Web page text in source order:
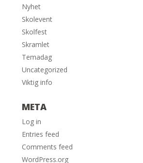
Nyhet
Skolevent
Skolfest
Skramlet
Temadag
Uncategorized
Viktig info
META
Log in
Entries feed
Comments feed
WordPress.org